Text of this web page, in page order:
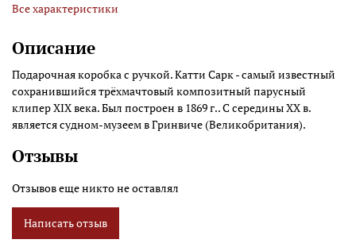
Все характеристики
Описание
Подарочная коробка с ручкой. Катти Сарк - самый известный
сохранившийся трёхмачтовый композитный парусный
клипер XIX века. Был построен в 1869 г.. С середины XX в.
является судном-музеем в Гринвиче (Великобритания).
Отзывы
Отзывов еще никто не оставлял
Написать отзыв